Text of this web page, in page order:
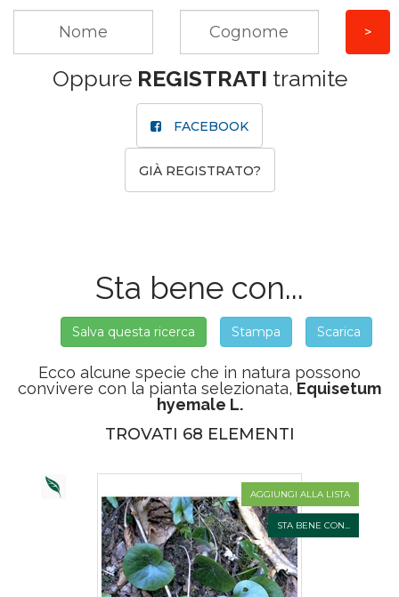
Oppure REGISTRATI tramite
FACEBOOK
GIÀ REGISTRATO?
Sta bene con...
Scarica
Stampa
Salva questa ricerca
Ecco alcune specie che in natura possono
convivere con la pianta selezionata, Equisetum
hyemale L.
TROVATI 68 ELEMENTI
AGGIUNGI ALLA LISTA
STA BENE CON...